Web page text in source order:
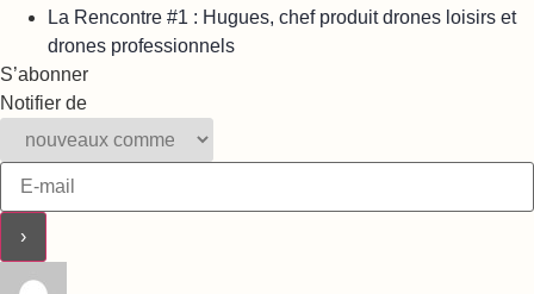
La Rencontre #1 : Hugues, chef produit drones loisirs et
drones professionnels
S’abonner
Notifier de